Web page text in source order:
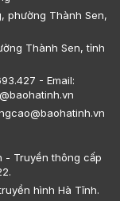
phường Thành Sen,
Thành Sen, tỉnh
- Email:
- Truyền thông cấp
hình Hà Tĩnh.